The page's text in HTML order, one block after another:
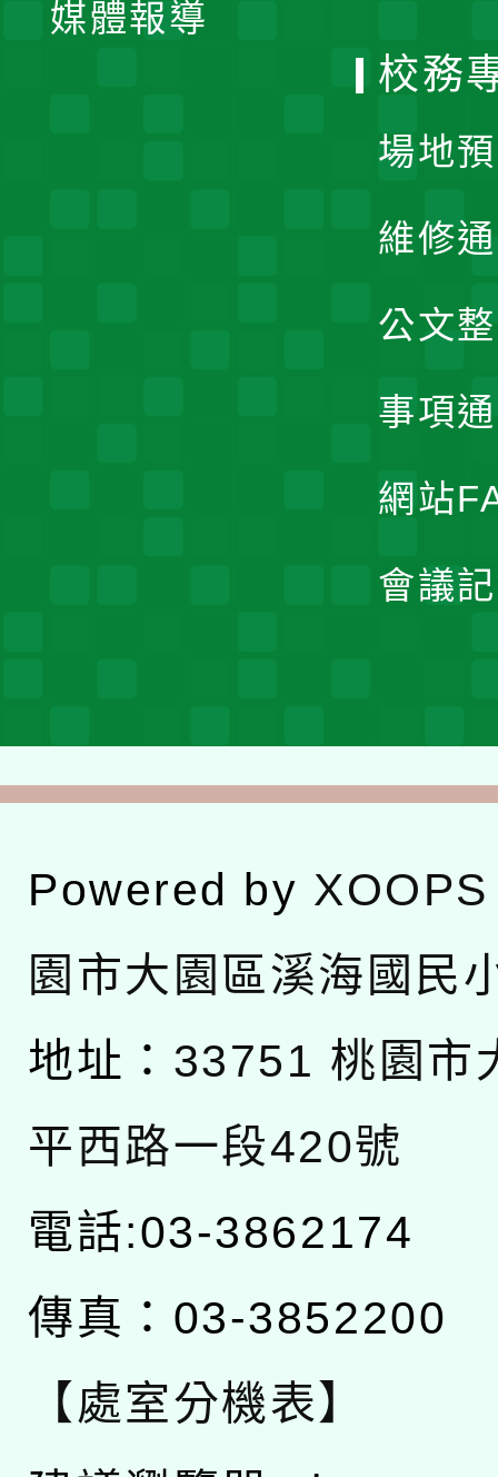
媒體報導
校務
場地
維修
公文
事項
網站
會議
Powered by XOOPS
園市大園區溪海國民
地址： 33751 桃園市
平西路一段420號
電話:03-3862174
傳真：03-3852200
【處室分機表】